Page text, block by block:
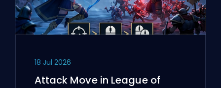
18 Jul 2026
Attack Move in League of